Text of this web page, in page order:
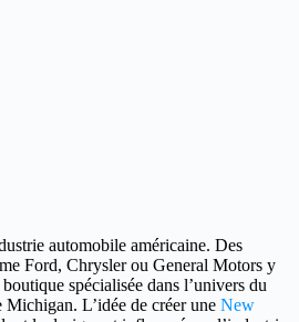
automobile américaine. Des
Ford, Chrysler ou General Motors y
spécialisée dans l’univers du
Michigan. L’idée de créer une New